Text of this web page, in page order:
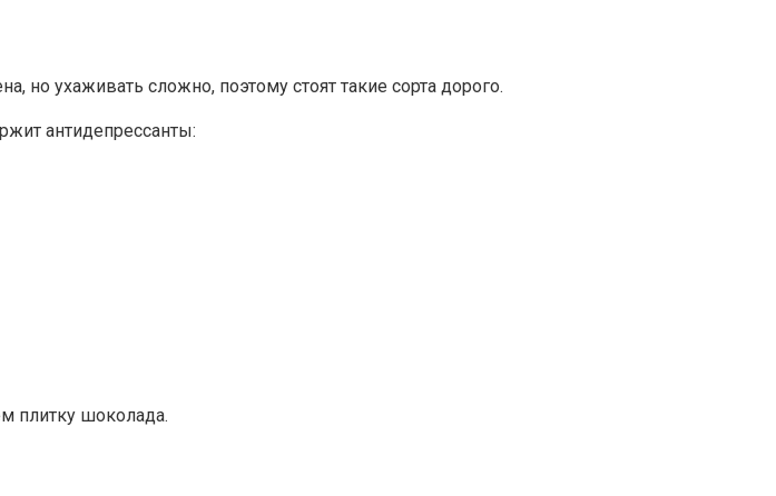
но ухаживать сложно, поэтому стоят такие сорта дорого.
антидепрессанты:
плитку шоколада.